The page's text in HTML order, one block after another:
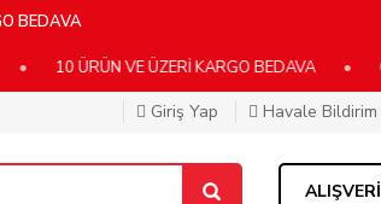
BEDAVA
10 ÜRÜN VE ÜZERİ KARGO BEDAVA •
Giriş Yap Havale Bildirim